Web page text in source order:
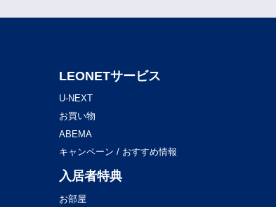
LEONETサービス
U-NEXT
お買い物
ABEMA
キャンペーン / おすすめ情報
入居者特典
お部屋